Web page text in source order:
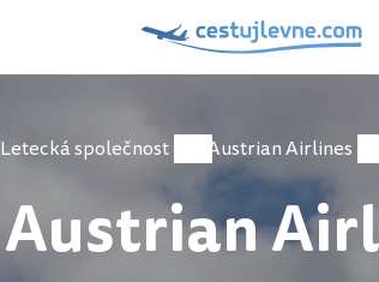
Letecká společnost Austrian Airlines
Austrian